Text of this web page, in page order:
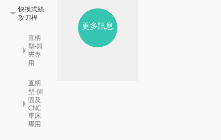
更多訊息
快換式絲
攻刀桿
直柄
型-筒
夾專
用
直柄
型-側
固及
CNC
車床
專用